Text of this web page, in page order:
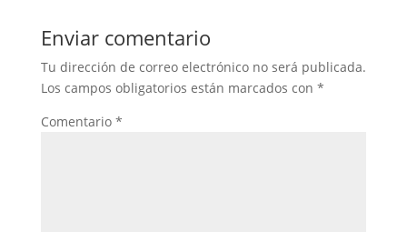
Enviar comentario
Tu dirección de correo electrónico no será publicada.
Los campos obligatorios están marcados con *
Comentario *